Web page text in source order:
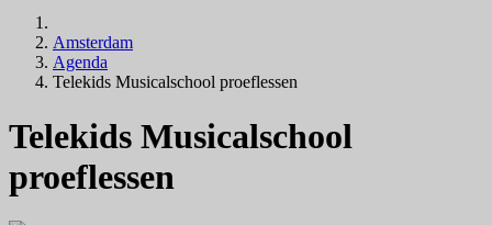
Amsterdam
Agenda
Telekids Musicalschool proeflessen
Telekids Musicalschool
proeflessen